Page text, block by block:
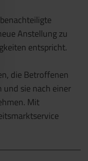
Anstellung zu
entspricht.
die Betroffenen
und sie nach einer
Mit